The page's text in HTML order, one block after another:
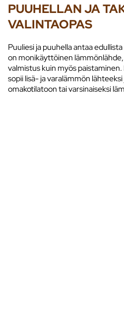
PUUHELLAN JA
VALINTAOPAS
Puuliesi ja puuhella antaa
on monikäyttöinen
valmistus kuin myös
sopii lisä- ja varalämmön
omakotilatoon tai varsinaiseksi